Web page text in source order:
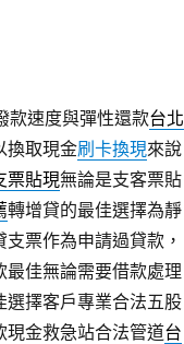
款速度與彈性還款台北
換取現金刷卡換現來說
票貼現無論是支客票貼
轉增貸的最佳選擇為靜
票作為申請過貸款，
佳無論需要借款處理
擇客戶專業合法五股
現金救急站合法管道台